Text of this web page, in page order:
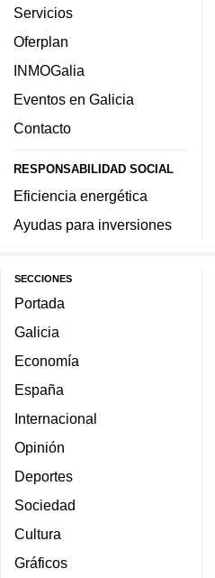
Servicios
Oferplan
INMOGalia
Eventos en Galicia
Contacto
RESPONSABILIDAD SOCIAL
Eficiencia energética
Ayudas para inversiones
SECCIONES
Portada
Galicia
Economía
España
Internacional
Opinión
Deportes
Sociedad
Cultura
Gráficos